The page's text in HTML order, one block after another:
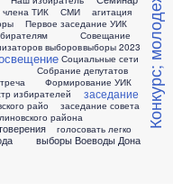
ТИК
выборов
Первое заседание УИК
избирателей
СМИ
Собрание депутатов
Совещание
Социальные сети
райо
района
Формирование УИК
агитация
выборы 2023
выборы Воеводы Дона
голосовать легко
заседание
заседание совета